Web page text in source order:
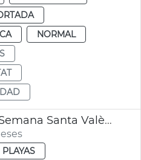
NORMAL
Dispositivo playas Semana Santa València
PLAYAS